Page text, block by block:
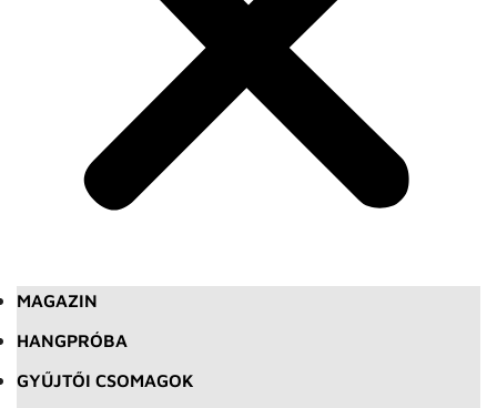
MAGAZIN
HANGPRÓBA
GYŰJTŐI CSOMAGOK